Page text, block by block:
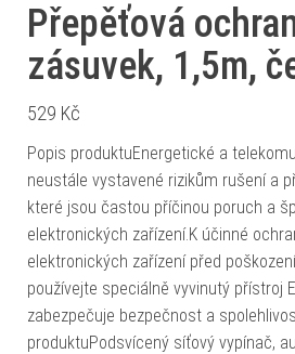
Přepěťová
zásuvek, 1,5m,
529 Kč
Popis produktuEnergetické a
neustále vystavené rizikům rušení a
které jsou častou příčinou poruch a
elektronických zařízení.K účinné
elektronických zařízení před
používejte speciálně vyvinutý přístroj
zabezpečuje bezpečnost a
produktuPodsvícený síťový vypínač,